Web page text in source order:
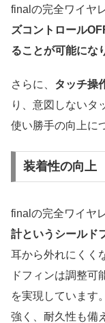
finalの完全ワイヤ
ズコントロール
ることが可能にな
さらに、 タッチ操
り、意図しないタ
使い勝手の向上に
装着性の向上
finalの完全ワイヤ
計というシールド
耳から外れにくく
ドフィンは調整可
を実現しています
強く、耐久性も備